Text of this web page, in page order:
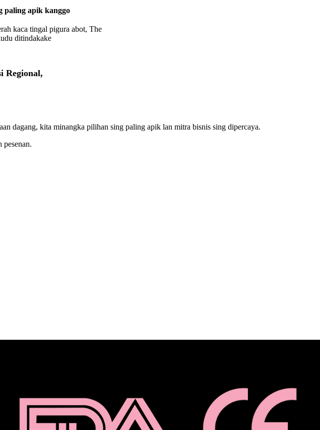
paling apik kanggo
kaca tingal pigura abot, The
ditindakake
Regional,
dagang, kita minangka pilihan sing paling apik lan mitra bisnis sing dipercaya.
pesenan.